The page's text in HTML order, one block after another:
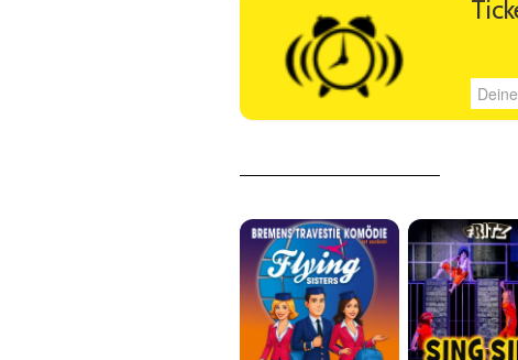
Deine E-Mail Adresse